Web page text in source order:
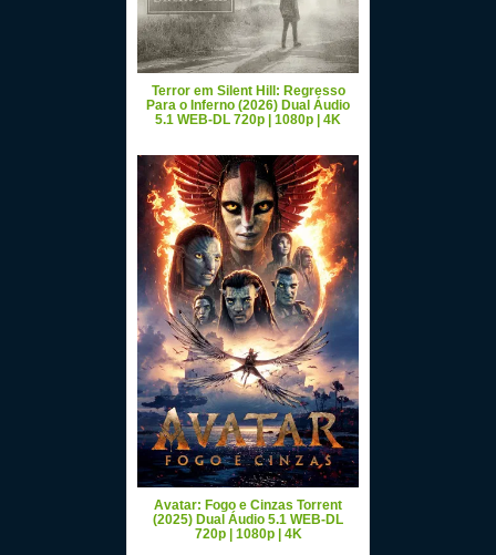
Terror em Silent Hill: Regresso
Para o Inferno (2026) Dual Áudio
5.1 WEB-DL 720p | 1080p | 4K
Avatar: Fogo e Cinzas Torrent
(2025) Dual Áudio 5.1 WEB-DL
720p | 1080p | 4K